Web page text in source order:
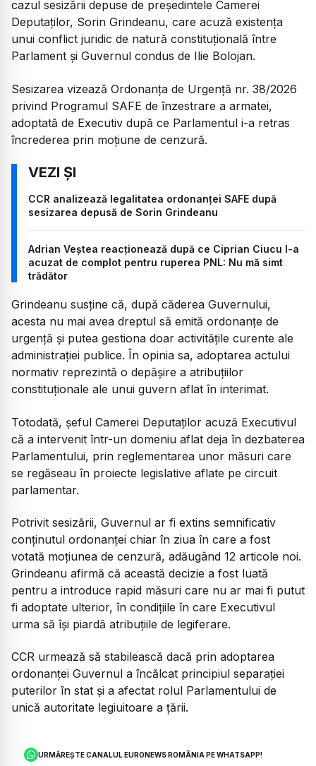
cazul sesizării depuse de președintele Camerei
Deputaților, Sorin Grindeanu, care acuză existența
unui conflict juridic de natură constituțională între
Parlament și Guvernul condus de Ilie Bolojan.
Sesizarea vizează Ordonanța de Urgență nr. 38/2026
privind Programul SAFE de înzestrare a armatei,
adoptată de Executiv după ce Parlamentul i-a retras
încrederea prin moțiune de cenzură.
CCR analizează legalitatea ordonanței SAFE după
sesizarea depusă de Sorin Grindeanu
Adrian Veștea reacționează după ce Ciprian Ciucu l-a
acuzat de complot pentru ruperea PNL: Nu mă simt
trădător
Grindeanu susține că, după căderea Guvernului,
acesta nu mai avea dreptul să emită ordonanțe de
urgență și putea gestiona doar activitățile curente ale
administrației publice. În opinia sa, adoptarea actului
normativ reprezintă o depășire a atribuțiilor
constituționale ale unui guvern aflat în interimat.
Totodată, șeful Camerei Deputaților acuză Executivul
că a intervenit într-un domeniu aflat deja în dezbaterea
Parlamentului, prin reglementarea unor măsuri care
se regăseau în proiecte legislative aflate pe circuit
parlamentar.
Potrivit sesizării, Guvernul ar fi extins semnificativ
conținutul ordonanței chiar în ziua în care a fost
votată moțiunea de cenzură, adăugând 12 articole noi.
Grindeanu afirmă că această decizie a fost luată
pentru a introduce rapid măsuri care nu ar mai fi putut
fi adoptate ulterior, în condițiile în care Executivul
urma să își piardă atribuțiile de legiferare.
CCR urmează să stabilească dacă prin adoptarea
ordonanței Guvernul a încălcat principiul separației
puterilor în stat și a afectat rolul Parlamentului de
unică autoritate legiuitoare a țării.
URMĂREȘTE CANALUL EURONEWS ROMÂNIA PE WHATSAPP!